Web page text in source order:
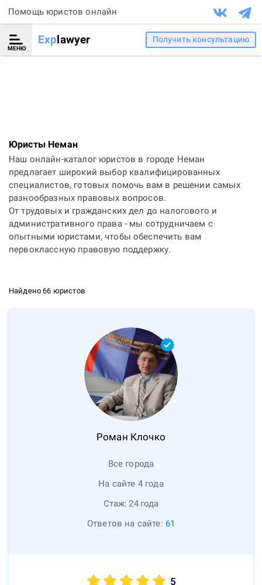
Помощь юристов онлайн
МЕНЮ
Explawyer Получить консультацию
Юристы Неман
Наш онлайн-каталог юристов в городе Неман
предлагает широкий выбор квалифицированных
специалистов, готовых помочь вам в решении самых
разнообразных правовых вопросов.
От трудовых и гражданских дел до налогового и
административного права - мы сотрудничаем с
опытными юристами, чтобы обеспечить вам
первоклассную правовую поддержку.
Найдено 66 юристов
Роман Клочко
Все города
На сайте 4 года
Стаж: 24 года
Ответов на сайте: 61
5